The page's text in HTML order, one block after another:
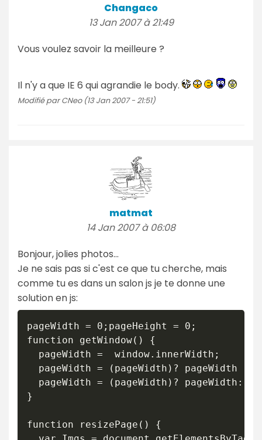
Changaco
13 Jan 2007 à 21:49
Vous voulez savoir la meilleure ?
Il n'y a que IE 6 qui agrandie le body.
Modifié par CNeo (13 Jan 2007 - 21:51)
matmat
14 Jan 2007 à 06:08
Bonjour, jolies photos...
Je ne sais pas si c'est ce que tu cherche, mais
comme tu es dans un salon js je te donne une
solution en js:
pageWidth = 0;pageHeight = 0;
function getWindow() {
  pageWidth =  window.innerWidth;
pageWidth = (pageWidth)? pageWidth
pageWidth = (pageWidth)? pageWidth:
}
function resizePage() {